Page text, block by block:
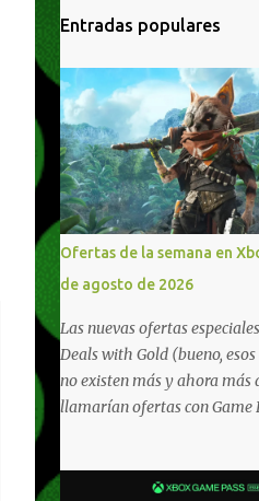
Entradas populares
Ofertas de la semana en
de agosto de 2026
Las nuevas ofertas
Deals with Gold (bueno,
no existen más y ahora más
llamarían ofertas con Game
10/11, varios de los juegos